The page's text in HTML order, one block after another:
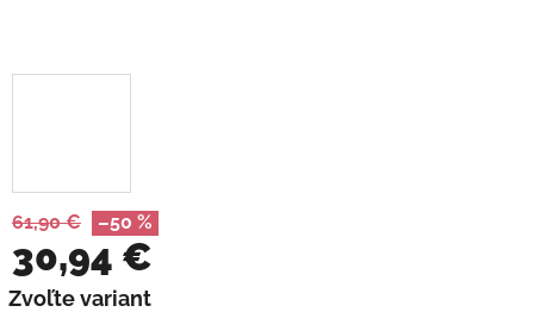
61,90 € –50 %
30,94 €
Jednotková cena:
Zvoľte variant